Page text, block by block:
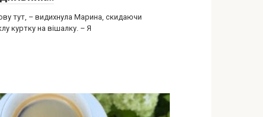
тут, – видихнула Марина, скидаючи
куртку на вішалку. – Я